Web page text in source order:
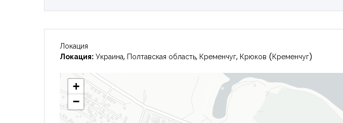
Локация
Локация: Украина, Полтавская область, Кременчуг, Крюков (Кременчуг)
+
−